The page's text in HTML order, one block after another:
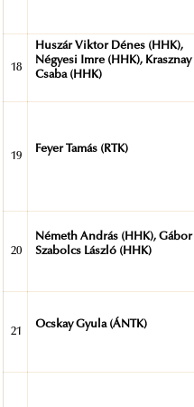
18
Huszár Viktor Dénes (HHK),
Négyesi Imre (HHK), Krasznay
Csaba (HHK)
19
Feyer Tamás (RTK)
20
Németh András (HHK), Gábor
Szabolcs László (HHK)
21
Ocskay Gyula (ÁNTK)